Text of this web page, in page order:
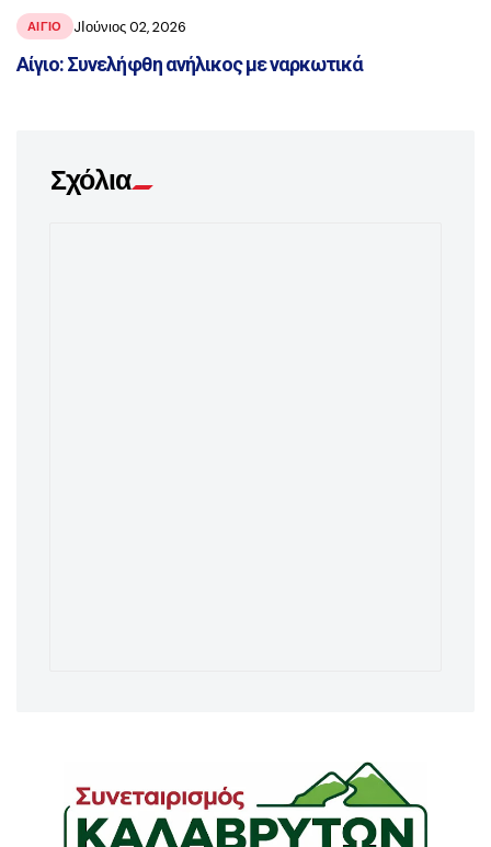
ΑΙΓΙΟ JΙούνιος 02, 2026
Αίγιο: Συνελήφθη ανήλικος με ναρκωτικά
Σχόλια